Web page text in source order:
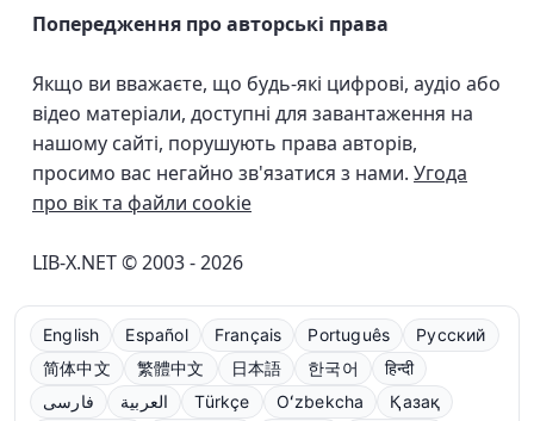
Попередження про авторські права
Якщо ви вважаєте, що будь-які цифрові, аудіо або
відео матеріали, доступні для завантаження на
нашому сайті, порушують права авторів,
просимо вас негайно зв'язатися з нами. Угода
про вік та файли cookie
LIB-X.NET © 2003 - 2026
English Español Français Português
Русский
简体中文
繁體中文 日本語 한국어
हिन्दी
فارسی
العربية Türkçe Oʻzbekcha Қазақ